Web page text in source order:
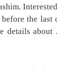
the
details about